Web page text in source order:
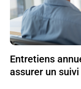
Entretiens
assurer un